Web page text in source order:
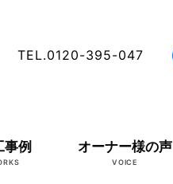
TEL.0120-395-047
事例 オーナー様の声
VOICE